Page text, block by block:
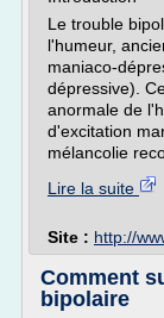
Le trouble
l'humeur,
maniaco-
dépressive).
anormale de
d'excitation
mélancolie
Lire la suite
Site : http://
Comment
bipolaire